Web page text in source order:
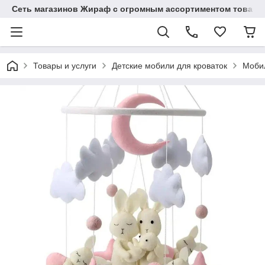
Сеть магазинов Жираф с огромным ассортиментом
Товары и услуги Детские мобили для кроваток